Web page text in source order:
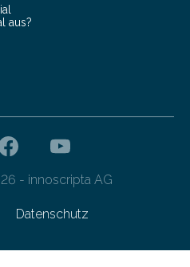
aus?
- innoscripta AG
Datenschutz